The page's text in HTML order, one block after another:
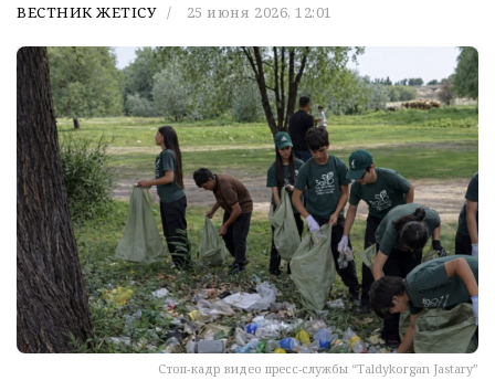
ВЕСТНИК ЖЕТІСУ 25 июня 2026, 12:01
Стоп-кадр видео пресс-службы “Taldykorgan Jastary”